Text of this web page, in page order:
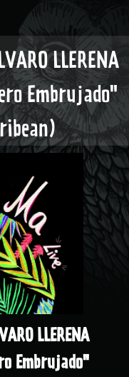
LLERENA
Embrujado"
LLERENA
Embrujado"